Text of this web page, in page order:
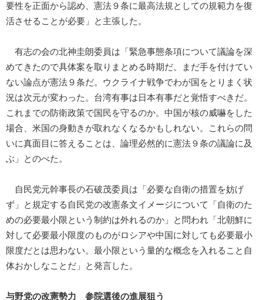
要性を正面から認め、憲法９条に最高法規としての規範力を復
活させることが必要」と主張した。
有志の会の北神圭朗委員は「緊急事態条項について議論を深
めてきたので具体案を取りまとめる時期だ。まだ手を付けてい
ない論点が憲法９条だ。ウクライナ戦争でわが国をとりまく状
況は次元が変わった。台湾有事は日本有事だと覚悟すべきだ。
これまでの防衛政策で国民を守るのか。中国が核の威嚇をした
場合、米国の身動きが取れなくなるかもしれない。これらの問
いに真面目に答えることは、論理必然的に憲法９条の議論に及
ぶ」とのべた。
自民党元幹事長の石破茂委員は「必要な自衛の措置を妨げ
ず」と規定する自民党の改憲条文イメージについて「自衛のた
めの必要最小限という制約は外れるのか」と問われ「北朝鮮に
対して必要最小限度のものがロシアや中国に対しても必要最小
限度だとは思わない。最小限という量的な概念を入れること自
体おかしなことだ」と発言した。
与野党の改憲勢力 参院選後の進展狙う